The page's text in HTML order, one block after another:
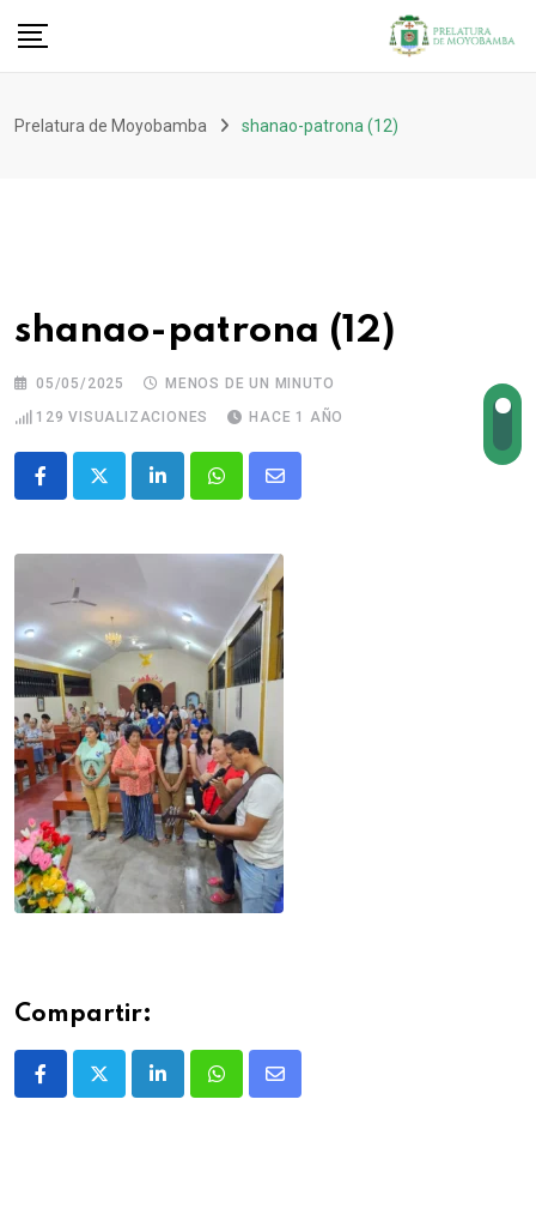
Prelatura de Moyobamba shanao-patrona (12)
shanao-patrona (12)
05/05/2025
MENOS DE UN MINUTO
129 VISUALIZACIONES HACE 1 AÑO
Compartir: